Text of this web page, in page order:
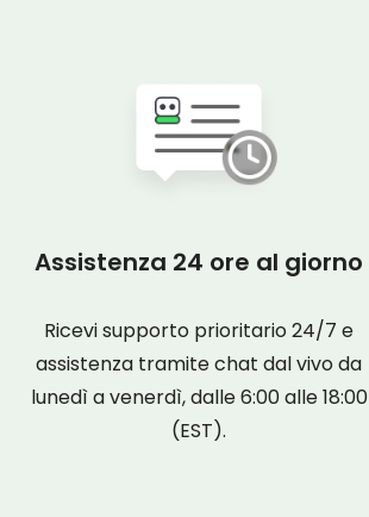
Assistenza 24 ore al giorno
Ricevi supporto prioritario 24/7 e
assistenza tramite chat dal vivo da
lunedì a venerdì, dalle 6:00 alle 18:00
(EST).